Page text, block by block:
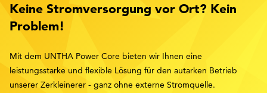
Keine Stromversorgung vor Ort? Kein
Problem!
Mit dem UNTHA Power Core bieten wir Ihnen eine
leistungsstarke und flexible Lösung für den autarken Betrieb
unserer Zerkleinerer - ganz ohne externe Stromquelle.